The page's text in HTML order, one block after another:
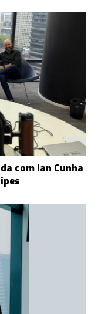
com Ian Cunha